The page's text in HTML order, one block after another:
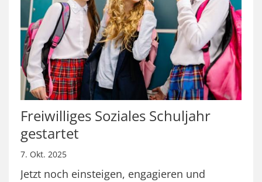
Freiwilliges Soziales Schuljahr
gestartet
7. Okt. 2025
Jetzt noch einsteigen, engagieren und